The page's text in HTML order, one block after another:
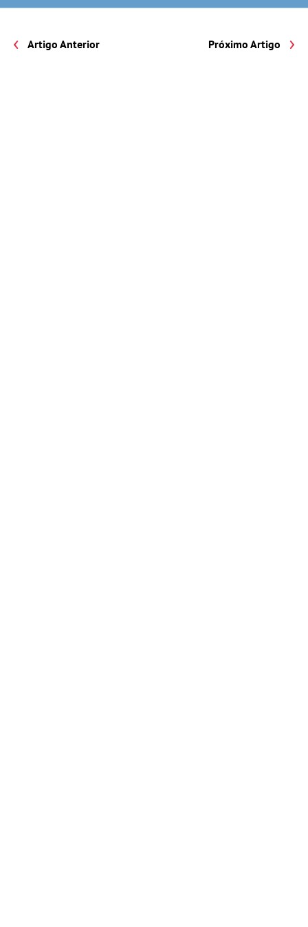
Artigo Anterior Próximo Artigo